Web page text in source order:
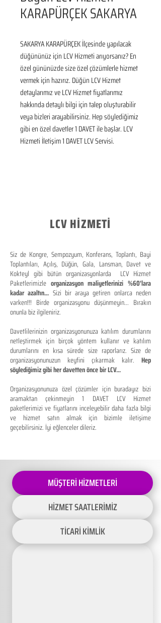
KARAPÜRÇEK SAKARYA
SAKARYA KARAPÜRÇEK İlçesinde yapılacak
düğününüz için LCV Hizmeti arıyorsanız? En
özel gününüzde size özel çözümlerle hizmet
vermek için hazırız. Düğün LCV Hizmet
detaylarımız ve LCV Hizmet fiyatlarımız
hakkında detaylı bilgi için talep oluşturabilir
veya bizleri arayabilirsiniz. Hep söylediğimiz
gibi en özel davetler 1 DAVET ile başlar. LCV
Hizmeti İletişim 1 DAVET LCV Servisi.
LCV HİZMETİ
Siz de Kongre, Sempozyum, Konferans, Toplantı, Bayi
Toplantıları, Açılış, Düğün, Gala, Lansman, Davet ve
Kokteyl gibi bütün organizasyonlarda LCV Hizmet
Paketlerimizle organizasyon maliyetlerinizi %60'lara
kadar azaltın... Sizi bir araya getiren onlarca neden
varken!!! Birde organizasyonu düşünmeyin... Bırakın
onunla biz ilgileniriz.
Davetlilerinizin organizasyonunuza katılım durumlarını
netleştirmek için birçok yöntem kullanır ve katılım
durumlarını en kısa sürede size raporlarız. Size de
organizasyonunuzun keyfini çıkarmak kalır. Hep
söylediğimiz gibi her davetten önce bir LCV...
Organizasyonunuza özel çözümler için buradayız bizi
aramaktan çekinmeyin 1 DAVET LCV Hizmet
paketlerimizi ve fiyatlarını inceleyebilir daha fazla bilgi
ve hizmet satın almak için bizimle iletişime
geçebilirsiniz. İyi eğlenceler dileriz.
MÜŞTERİ HİZMETLERİ
HİZMET SAATLERİMİZ
TİCARİ KİMLİK